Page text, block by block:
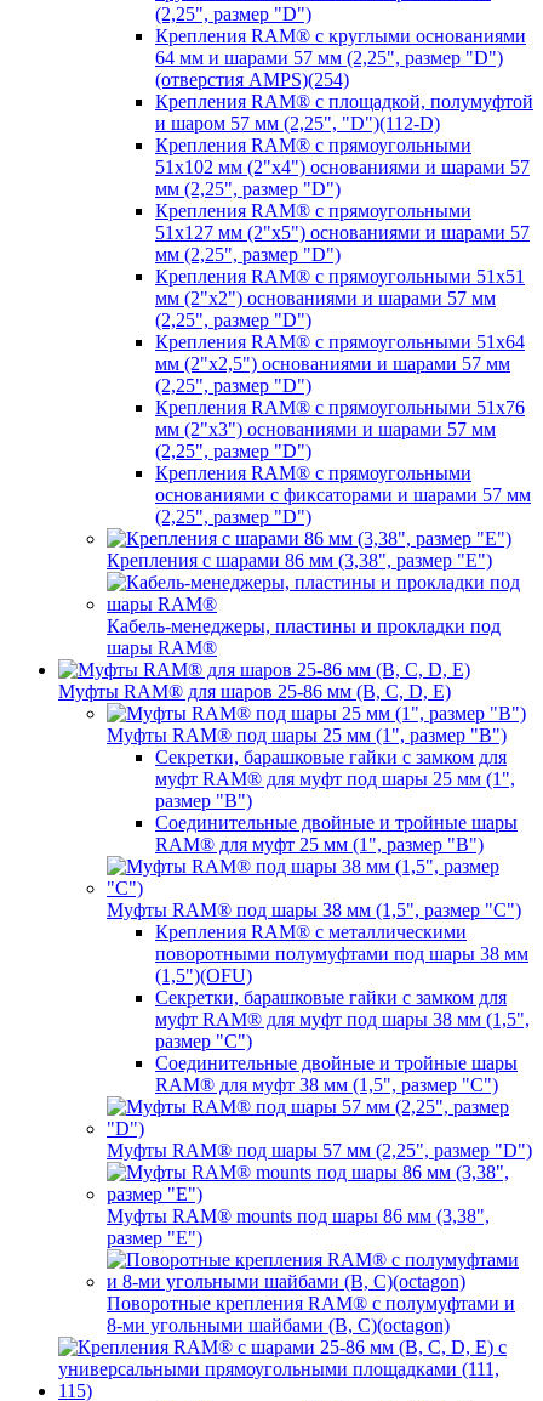
(2,25", размер "D")
Крепления RAM® с круглыми основаниями
64 мм и шарами 57 мм (2,25", размер "D")
(отверстия AMPS)(254)
Крепления RAM® с площадкой, полумуфтой
и шаром 57 мм (2,25", "D")(112-D)
Крепления RAM® с прямоугольными
51х102 мм (2"х4") основаниями и шарами 57
мм (2,25", размер "D")
Крепления RAM® с прямоугольными
51х127 мм (2"х5") основаниями и шарами 57
мм (2,25", размер "D")
Крепления RAM® с прямоугольными 51х51
мм (2"х2") основаниями и шарами 57 мм
(2,25", размер "D")
Крепления RAM® с прямоугольными 51х64
мм (2"х2,5") основаниями и шарами 57 мм
(2,25", размер "D")
Крепления RAM® с прямоугольными 51х76
мм (2"х3") основаниями и шарами 57 мм
(2,25", размер "D")
Крепления RAM® с прямоугольными
основаниями с фиксаторами и шарами 57 мм
(2,25", размер "D")
Крепления с шарами 86 мм (3,38", размер "E")
Кабель-менеджеры, пластины и прокладки под
шары RAM®
Муфты RAM® для шаров 25-86 мм (B, C, D, E)
Муфты RAM® под шары 25 мм (1", размер "B")
Секретки, барашковые гайки с замком для
муфт RAM® для муфт под шары 25 мм (1",
размер "B")
Соединительные двойные и тройные шары
RAM® для муфт 25 мм (1", размер "B")
Муфты RAM® под шары 38 мм (1,5", размер "C")
Крепления RAM® с металлическими
поворотными полумуфтами под шары 38 мм
(1,5")(OFU)
Секретки, барашковые гайки с замком для
муфт RAM® для муфт под шары 38 мм (1,5",
размер "C")
Соединительные двойные и тройные шары
RAM® для муфт 38 мм (1,5", размер "C")
Муфты RAM® под шары 57 мм (2,25", размер "D")
Муфты RAM® mounts под шары 86 мм (3,38",
размер "E")
Поворотные крепления RAM® c полумуфтами и
8-ми угольными шайбами (B, C)(octagon)